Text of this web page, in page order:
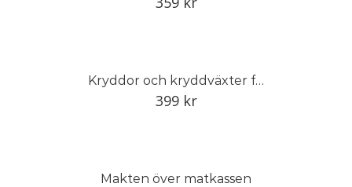
Kryddor och kryddväxter från hela världen
399 kr
Makten över matkassen